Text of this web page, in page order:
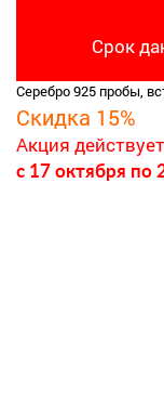
Срок
Серебро 925 пробы,
Скидка 15%
Акция действует
c 17 октября по